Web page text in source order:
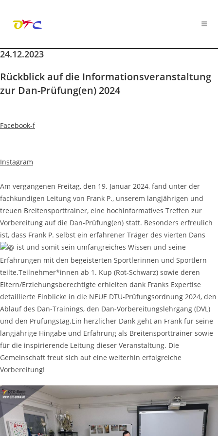
Zum
springen
24.12.2023
Rückblick auf die Informationsveranstaltung
zur Dan-Prüfung(en) 2024
Facebook-f
Instagram
Am vergangenen Freitag, den 19. Januar 2024, fand unter der
fachkundigen Leitung von Frank P., unserem langjährigen und
treuen Breitensporttrainer, eine hochinformatives Treffen zur
Vorbereitung auf die Dan-Prüfung(en) statt. Besonders erfreulich
ist, dass Frank P. selbst ein erfahrener Träger des vierten Dans
ist und somit sein umfangreiches Wissen und seine
Erfahrungen mit den begeisterten Sportlerinnen und Sportlern
teilte.Teilnehmer*innen ab 1. Kup (Rot-Schwarz) sowie deren
Eltern/Erziehungsberechtigte erhielten dank Franks Expertise
detaillierte Einblicke in die NEUE DTU-Prüfungsordnung 2024, den
Ablauf des Dan-Trainings, den Dan-Vorbereitungslehrgang (DVL)
und den Prüfungstag.Ein herzlicher Dank geht an Frank für seine
langjährige Hingabe und Erfahrung als Breitensporttrainer sowie
für die inspirierende Leitung dieser Veranstaltung. Die
Gemeinschaft freut sich auf eine weiterhin erfolgreiche
Vorbereitung!